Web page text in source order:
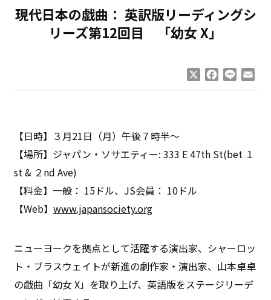
現代日本の戯曲： 英訳版リーディングシ
リーズ第12回目 「幼女 X」
Facebook
Line
【日時】３月21日（月）午後７時半～
【場所】ジャパン・ソサエティー: 333 E 47th St(bet １
st & ２nd Ave)
【料金】一般： 15ドル、JS会員： 10ドル
【Web】www.japansociety.org
ニューヨークを拠点として活躍する演出家、シャーロッ
ト・ブラスウェイトが新進の劇作家・演出家、山本卓卓
の戯曲「幼女 X」を取り上げ、英語版をステージリーデ